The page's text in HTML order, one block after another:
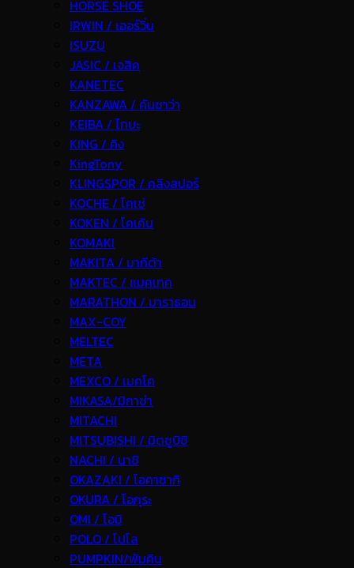
HORSE SHOE
IRWIN / เออร์วิ่น
ISUZU
JASIC / เจสิค
KANETEC
KANZAWA / คันซาว่า
KEIBA / ไกบะ
KING / คิง
KingTony
KLINGSPOR / คลิงสปอร์
KOCHE / โคเช่
KOKEN / โคเค้น
KOMAKI
MAKITA / มากีต้า
MAKTEC / แมคเทค
MARATHON / มาราธอน
MAX-COY
MELTEC
META
MEXCO / เมคโค
MIKASA/มิกาซ่า
MITACHI
MITSUBISHI / มิตซูบิชิ
NACHI / นาชิ
OKAZAKI / โอคาซากิ
OKURA / โอกุระ
OMI / โอมิ
POLO / โปโล
PUMPKIN/พัมคิน